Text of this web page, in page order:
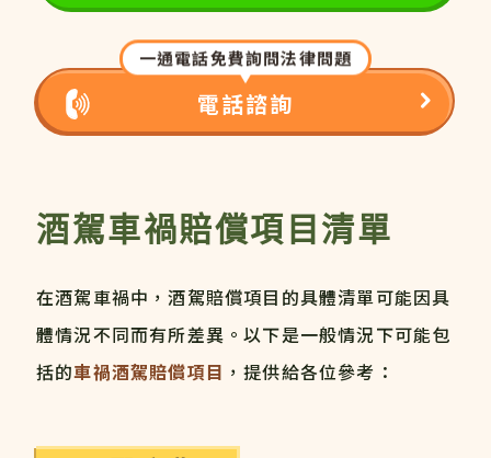
一通電話免費詢問法律問題
電話諮詢
酒駕車禍賠償項目清單
在酒駕車禍中，酒駕賠償項目的具體清單可能因具
體情況不同而有所差異。以下是一般情況下可能包
括的車禍酒駕賠償項目 ，提供給各位參考：